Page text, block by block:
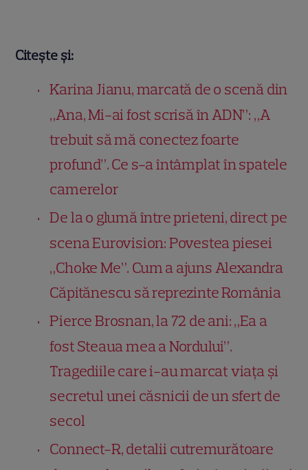
Citește și:
Karina Jianu, marcată de o scenă din
„Ana, Mi-ai fost scrisă în ADN”: „A
trebuit să mă conectez foarte
profund”. Ce s-a întâmplat în spatele
camerelor
De la o glumă între prieteni, direct pe
scena Eurovision: Povestea piesei
„Choke Me”. Cum a ajuns Alexandra
Căpitănescu să reprezinte România
Pierce Brosnan, la 72 de ani: „Ea a
fost Steaua mea a Nordului”.
Tragediile care i-au marcat viața și
secretul unei căsnicii de un sfert de
secol
Connect-R, detalii cutremurătoare